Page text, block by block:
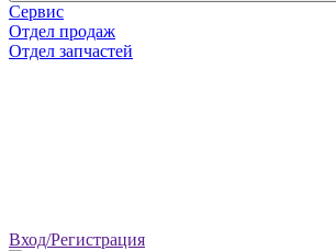
Сервис
Отдел продаж
Отдел запчастей
Вход/Регистрация